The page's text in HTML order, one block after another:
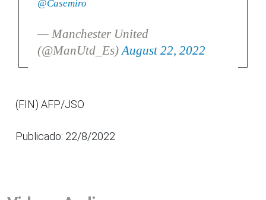
@Casemiro
— Manchester United
(@ManUtd_Es) August 22, 2022
(FIN) AFP/JSO
Publicado: 22/8/2022